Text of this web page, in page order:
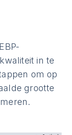
in te
om op
grootte